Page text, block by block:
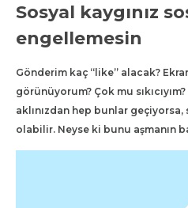
Sosyal kaygınız
engellemesin
Gönderim kaç “like” alacak?
görünüyorum? Çok mu
aklınızdan hep bunlar geçiyorsa,
olabilir. Neyse ki bunu aşmanın